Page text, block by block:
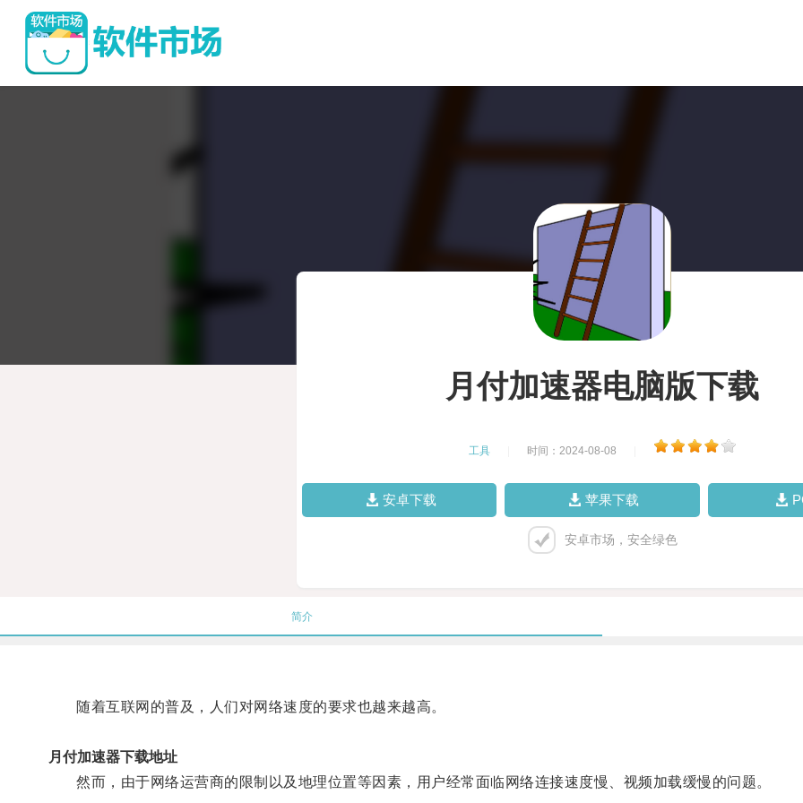
月付加速器电脑版下载
工具 时间：2024-08-08
安卓下载 苹果下载
安卓市场，安全绿色
简介
随着互联网的普及，人们对网络速度的要求也越来越高。
月付加速器下载地址
然而，由于网络运营商的限制以及地理位置等因素，用户经常面临网络连接速度慢、视频加载缓慢的问题。